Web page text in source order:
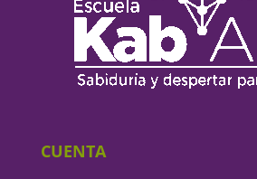
CUENTA